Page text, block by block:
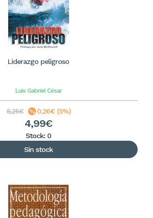
Liderazgo peligroso
Luis Gabriel César
5,25€ 0,26€ (5%)
4,99€
Stock: 0
Sin stock